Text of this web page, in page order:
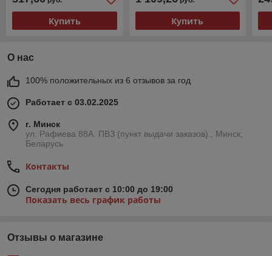
Купить Купить
О нас
100% положительных из 6 отзывов за год
Работает с 03.02.2025
г. Минск
ул. Рафиева 88А. ПВЗ (пункт выдачи заказов)., Минск,
Беларусь
Контакты
Сегодня работает с 10:00 до 19:00
Показать весь график работы
Отзывы о магазине